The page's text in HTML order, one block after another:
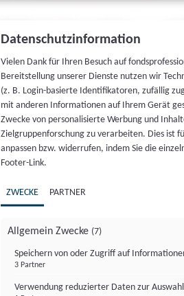
Datenschutzinformation
Vielen Dank für Ihren Besuch auf
Bereitstellung unserer Dienste nutzen wir
(z. B. Login-basierte Identifikatoren, zufällig
mit anderen Informationen auf Ihrem Gerät
Zwecke von personalisierte Werbung und
Zielgruppenforschung zu verarbeiten. Dies ist
anpassen bzw. widerrufen, indem Sie die
Footer-Link.
ZWECKE PARTNER
Allgemein Zwecke (7)
Speichern von oder Zugriff auf
3 Partner
Verwendung reduzierter Daten zur